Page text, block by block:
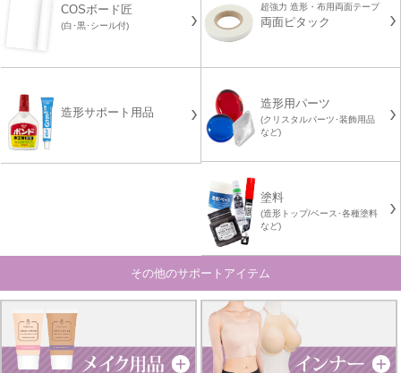
COSボード匠
(白･黒･シール付)
超強力 造形・布用両面テープ
両面ピタック
造形サポート用品
造形用パーツ
(クリスタルパーツ･装飾用品
など)
塗料
(造形トップ/ベース･各種塗料
など)
その他のサポートアイテム